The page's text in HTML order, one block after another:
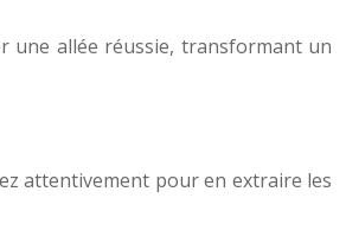
une allée réussie, transformant un
attentivement pour en extraire les